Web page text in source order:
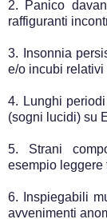
2. Panico
raffiguranti
3. Insonnia
e/o incubi
4. Lunghi
(sogni lucidi) su
5. Strani
esempio leggere
6. Inspiegabili
avvenimenti